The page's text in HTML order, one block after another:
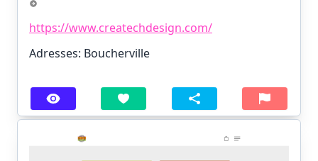
https://www.createchdesign.com/
Adresses: Boucherville